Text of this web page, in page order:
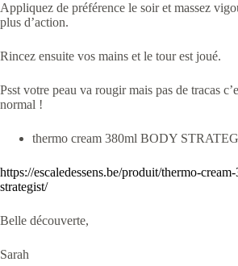
Appliquez de préférence le soir et massez
plus d’action.
Rincez ensuite vos mains et le tour est joué.
Psst votre peau va rougir mais pas de tracas
normal !
thermo cream 380ml BODY
https://escaledessens.be/produit/thermo-
strategist/
Belle découverte,
Sarah